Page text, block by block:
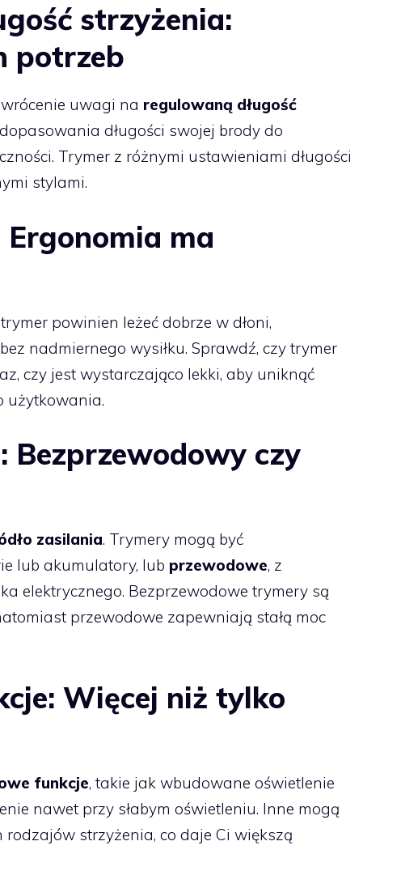
strzyżenia:
potrzeb
uwagi na regulowaną długość
długości swojej brody do
Trymer z różnymi ustawieniami długości
stylami.
ma
powinien leżeć dobrze w dłoni,
nadmiernego wysiłku. Sprawdź, czy trymer
czy jest wystarczająco lekki, aby uniknąć
użytkowania.
Bezprzewodowy czy
zasilania. Trymery mogą być
lub akumulatory, lub przewodowe, z
elektrycznego. Bezprzewodowe trymery są
przewodowe zapewniają stałą moc
Więcej niż tylko
funkcje, takie jak wbudowane oświetlenie
nawet przy słabym oświetleniu. Inne mogą
rodzajów strzyżenia, co daje Ci większą